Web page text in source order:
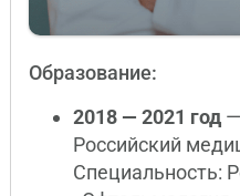
Образование:
2018 — 2021 год—
Российский
Специальность: